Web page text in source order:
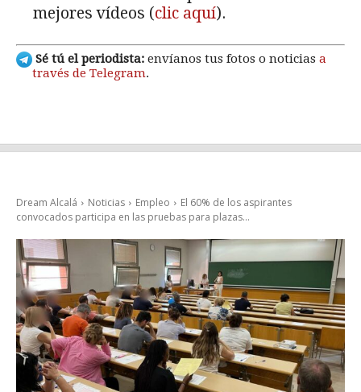
mejores vídeos (clic aquí).
Sé tú el periodista: envíanos tus fotos o noticias a
través de Telegram.